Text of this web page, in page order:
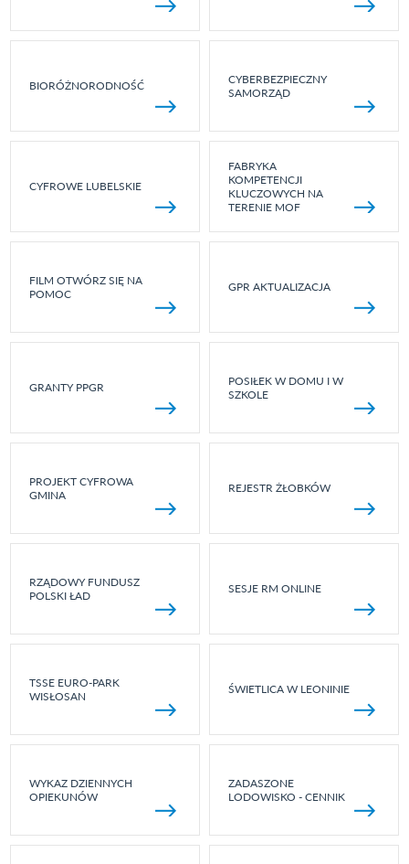
BIORÓŻNORODNOŚĆ
CYBERBEZPIECZNY
SAMORZĄD
CYFROWE LUBELSKIE
FABRYKA
KOMPETENCJI
KLUCZOWYCH NA
TERENIE MOF
FILM OTWÓRZ SIĘ NA
POMOC
GPR AKTUALIZACJA
GRANTY PPGR
POSIŁEK W DOMU I W
SZKOLE
PROJEKT CYFROWA
GMINA
REJESTR ŻŁOBKÓW
RZĄDOWY FUNDUSZ
POLSKI ŁAD
SESJE RM ONLINE
TSSE EURO-PARK
WISŁOSAN
ŚWIETLICA W LEONINIE
WYKAZ DZIENNYCH
OPIEKUNÓW
ZADASZONE
LODOWISKO - CENNIK